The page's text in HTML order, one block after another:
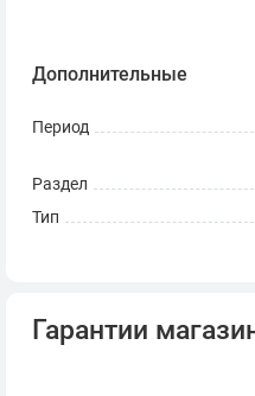
Дополнительные
Период
Раздел
Тип
Гарантии